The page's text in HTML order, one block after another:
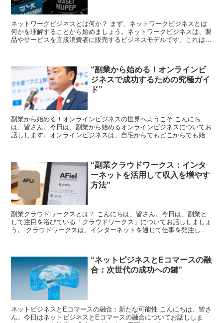
ネットワークビジネスとは何か？ まず、ネットワークビジネスとは
何かを理解することから始めましょう。ネットワークビジネスは、製
品やサービスを直接消費者に販売するビジネスモデルです。これは、
“副業から始める！オンラインビ
ジネスで成功するための究極ガイ
ド”
副業から始める！オンラインビジネスの世界へようこそ こんにち
は、皆さん。今日は、副業から始めるオンラインビジネスについてお
話しします。オンラインビジネスは、自宅からでもどこからでも始め
“副業クラウドワークス：インタ
ーネットを活用して収入を増やす
方法”
副業クラウドワークスとは？ こんにちは、皆さん。今日は、副業と
して注目を浴びている「クラウドワークス」についてお話ししましょ
う。 クラウドワークスは、インターネットを通じて仕事を発注した
“ネットビジネスとEコマースの融
合：次世代の成功への鍵”
ネットビジネスとEコマースの融合：新たな可能性 こんにちは、皆さ
ん。今日はネットビジネスとEコマースの融合についてお話ししま